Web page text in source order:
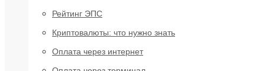
Рейтинг ЭПС
Криптовалюты: что нужно знать
Оплата через интернет